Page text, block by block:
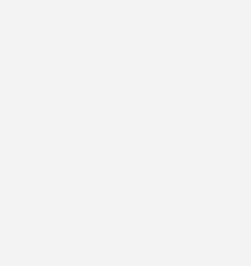
im Sommer Holz verbrenne,
sorgen kann.“
Solarwärmeanlage zu bauen,
im MAP stark
werden 50 % der Netto-
Anlagenplanung beauftragte
Auf einer Wiese
auf 2500 m
A-antireflex